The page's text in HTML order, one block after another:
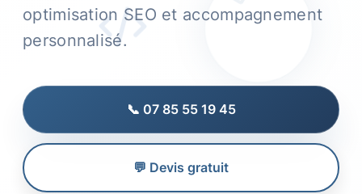
optimisation SEO et accompagnement
personnalisé.
📞 07 85 55 19 45
💬 Devis gratuit